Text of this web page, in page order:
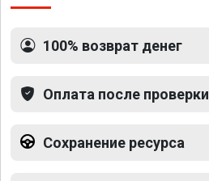
100% возврат денег
Оплата после проверки
Сохранение ресурса